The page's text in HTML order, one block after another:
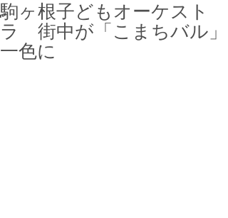
駒ヶ根子どもオーケスト
ラ 街中が「こまちバル」
一色に